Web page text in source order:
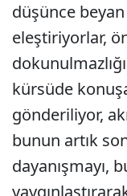
düşünce
eleştiriyorlar,
kürsüde
gönderiliyor,
bunun artık
dayanışmayı,